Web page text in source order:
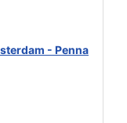
- Penna